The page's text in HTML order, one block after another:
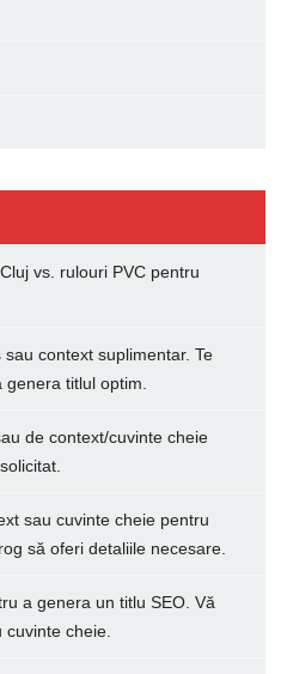
vs. rulouri PVC pentru
context suplimentar. Te
titlul optim.
de context/cuvinte cheie
sau cuvinte cheie pentru
să oferi detaliile necesare.
a genera un titlu SEO. Vă
cheie.